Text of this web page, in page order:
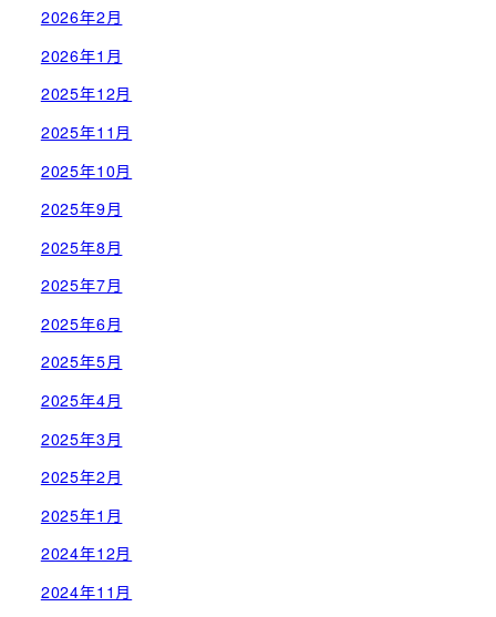
2026年2月
2026年1月
2025年12月
2025年11月
2025年10月
2025年9月
2025年8月
2025年7月
2025年6月
2025年5月
2025年4月
2025年3月
2025年2月
2025年1月
2024年12月
2024年11月